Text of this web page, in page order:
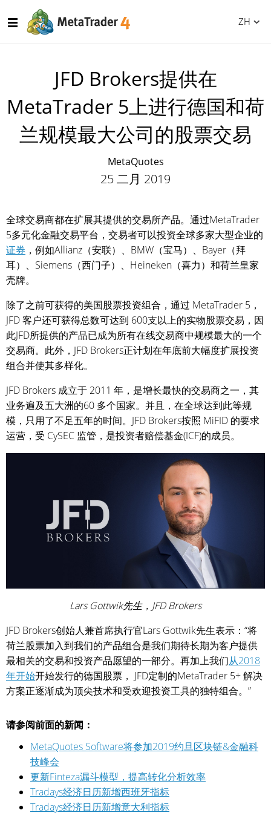
ZH
JFD Brokers提供在
MetaTrader 5上进行德国和荷
兰规模最大公司的股票交易
MetaQuotes
25 二月 2019
全球交易商都在扩展其提供的交易所产品。通过MetaTrader
5多元化金融交易平台，交易者可以投资全球多家大型企业的
证券 ，例如Allianz（安联）、BMW（宝马）、Bayer（拜
耳）、Siemens（西门子）、Heineken（喜力）和荷兰皇家
壳牌。
除了之前可获得的美国股票投资组合，通过 MetaTrader 5，
JFD 客户还可获得总数可达到 600支以上的实物股票交易，因
此JFD所提供的产品已成为所有在线交易商中规模最大的一个
交易商。此外，JFD Brokers正计划在年底前大幅度扩展投资
组合并使其多样化。
JFD Brokers 成立于 2011 年，是增长最快的交易商之一，其
业务遍及五大洲的60 多个国家。并且，在全球达到此等规
模，只用了不足五年的时间。JFD Brokers按照 MiFID 的要求
运营，受 CySEC 监管，是投资者赔偿基金(ICF)的成员。
Lars Gottwik先生，JFD Brokers
JFD Brokers创始人兼首席执行官Lars Gottwik先生表示：“将
荷兰股票加入到我们的产品组合是我们期待长期为客户提供
最相关的交易和投资产品愿望的一部分。再加上我们从2018
年开始开始发行的德国股票， JFD定制的MetaTrader 5+ 解决
方案正逐渐成为顶尖技术和受欢迎投资工具的独特组合。”
请参阅前面的新闻：
MetaQuotes Software将参加2019约旦区块链&金融科
技峰会
更新Finteza漏斗模型，提高转化分析效率
Tradays经济日历新增西班牙指标
Tradays经济日历新增意大利指标